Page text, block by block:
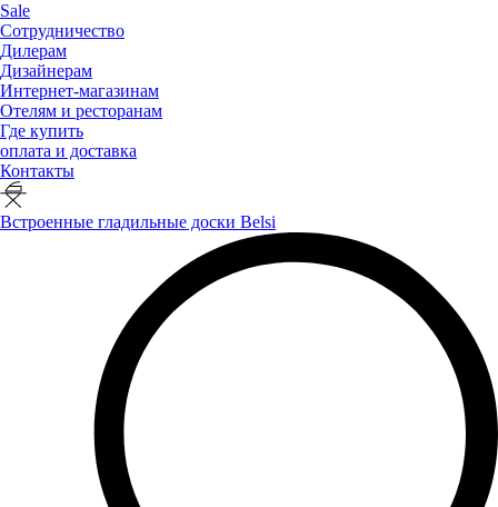
Sale
Сотрудничество
Дилерам
Дизайнерам
Интернет-магазинам
Отелям и ресторанам
Где купить
оплата и доставка
Контакты
Встроенные гладильные доски Belsi